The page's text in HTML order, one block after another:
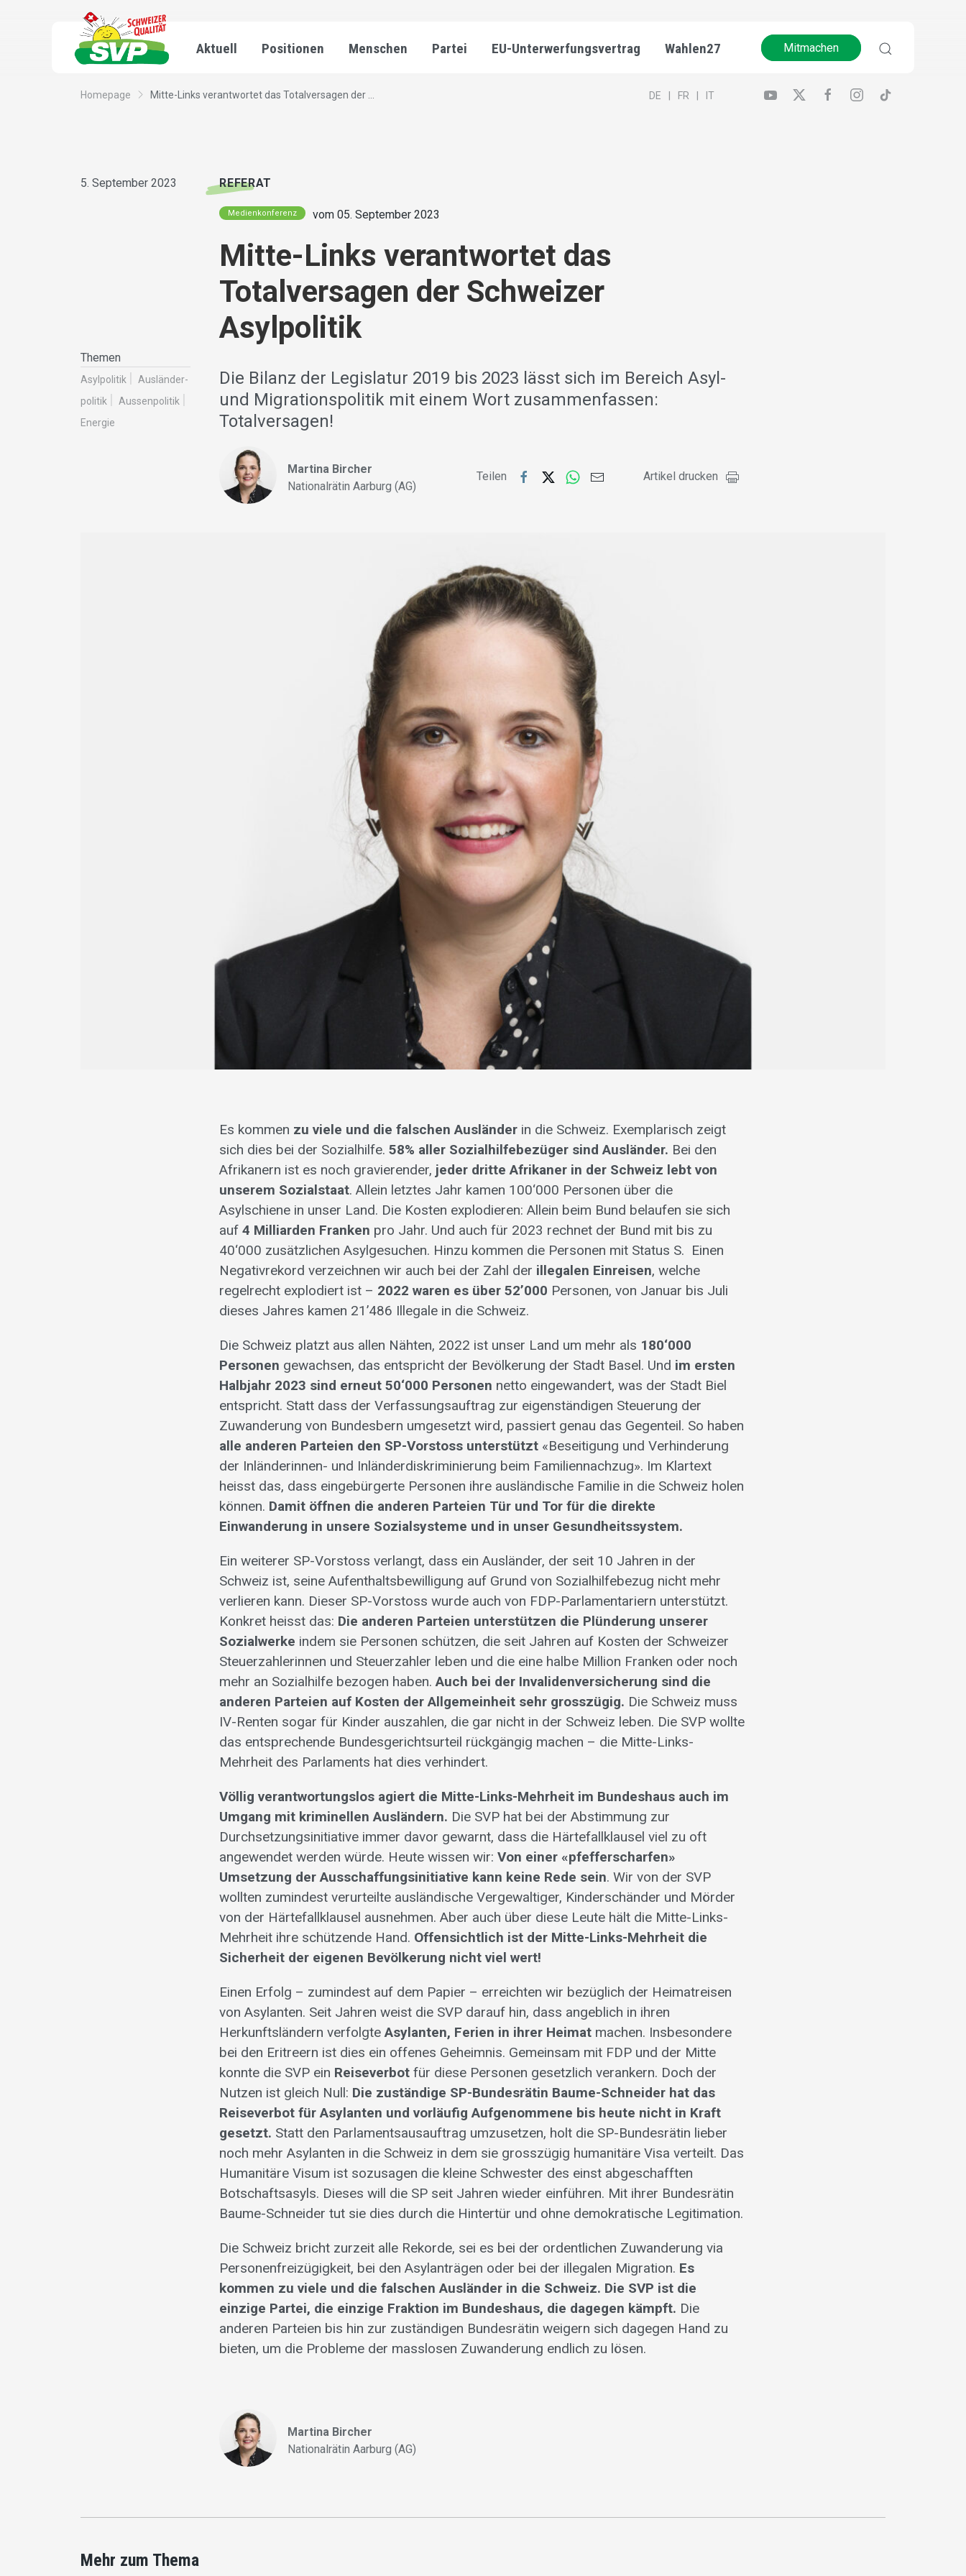
Aktuell Positionen Menschen Partei EU-Unterwerfungsvertrag Wahlen27 Mitmachen
Homepage Mitte-Links verantwortet das Totalversagen der ... DE FR IT
5. September 2023
Themen
Asylpolitik
Ausländer­
politik
Aussenpolitik
Energie
REFERAT
Medienkonferenz vom 05. September 2023
Mitte-Links verantwortet das
Totalversagen der Schweizer
Asylpolitik
Die Bilanz der Legislatur 2019 bis 2023 lässt sich im Bereich Asyl-
und Migrationspolitik mit einem Wort zusammenfassen:
Totalversagen!
Martina Bircher
Nationalrätin Aarburg (AG)
Teilen Artikel drucken
Es kommen zu viele und die falschen Ausländer in die Schweiz. Exemplarisch zeigt
sich dies bei der Sozialhilfe.58% aller Sozialhilfebezüger sind Ausländer. Bei den
Afrikanern ist es noch gravierender, jeder dritte Afrikaner in der Schweiz lebt von
unserem Sozialstaat. Allein letztes Jahr kamen 100‘000 Personen über die
Asylschiene in unser Land. Die Kosten explodieren: Allein beim Bund belaufen sie sich
auf4 Milliarden Franken pro Jahr. Und auch für 2023 rechnet der Bund mit bis zu
40‘000 zusätzlichen Asylgesuchen. Hinzu kommen die Personen mit Status S. Einen
Negativrekord verzeichnen wir auch bei der Zahl der illegalen Einreisen, welche
regelrecht explodiert ist – 2022 waren es über 52’000 Personen, von Januar bis Juli
dieses Jahres kamen 21’486 Illegale in die Schweiz.
Die Schweiz platzt aus allen Nähten, 2022 ist unser Land um mehr als 180‘000
Personen gewachsen, das entspricht der Bevölkerung der Stadt Basel. Und im ersten
Halbjahr 2023 sind erneut 50‘000 Personen netto eingewandert, was der Stadt Biel
entspricht. Statt dass der Verfassungsauftrag zur eigenständigen Steuerung der
Zuwanderung von Bundesbern umgesetzt wird, passiert genau das Gegenteil. So haben
alle anderen Parteien den SP-Vorstoss unterstützt «Beseitigung und Verhinderung
der Inländerinnen- und Inländerdiskriminierung beim Familiennachzug». Im Klartext
heisst das, dass eingebürgerte Personen ihre ausländische Familie in die Schweiz holen
können. Damit öffnen die anderen Parteien Tür und Tor für die direkte
Einwanderung in unsere Sozialsysteme und in unser Gesundheitssystem.
Ein weiterer SP-Vorstoss verlangt, dass ein Ausländer, der seit 10 Jahren in der
Schweiz ist, seine Aufenthaltsbewilligung auf Grund von Sozialhilfebezug nicht mehr
verlieren kann. Dieser SP-Vorstoss wurde auch von FDP-Parlamentariern unterstützt.
Konkret heisst das: Die anderen Parteien unterstützen die Plünderung unserer
Sozialwerke indem sie Personen schützen, die seit Jahren auf Kosten der Schweizer
Steuerzahlerinnen und Steuerzahler leben und die eine halbe Million Franken oder noch
mehr an Sozialhilfe bezogen haben.Auch bei der Invalidenversicherung sind die
anderen Parteien auf Kosten der Allgemeinheit sehr grosszügig. Die Schweiz muss
IV-Renten sogar für Kinder auszahlen, die gar nicht in der Schweiz leben. Die SVP wollte
das entsprechende Bundesgerichtsurteil rückgängig machen – die Mitte-Links-
Mehrheit des Parlaments hat dies verhindert.
Völlig verantwortungslos agiert die Mitte-Links-Mehrheit im Bundeshaus auch im
Umgang mit kriminellen Ausländern. Die SVP hat bei der Abstimmung zur
Durchsetzungsinitiative immer davor gewarnt, dass die Härtefallklausel viel zu oft
angewendet werden würde. Heute wissen wir:Von einer «pfefferscharfen»
Umsetzung der Ausschaffungsinitiative kann keine Rede sein. Wir von der SVP
wollten zumindest verurteilte ausländische Vergewaltiger, Kinderschänder und Mörder
von der Härtefallklausel ausnehmen. Aber auch über diese Leute hält die Mitte-Links-
Mehrheit ihre schützende Hand. Offensichtlich ist der Mitte-Links-Mehrheit die
Sicherheit der eigenen Bevölkerung nicht viel wert!
Einen Erfolg – zumindest auf dem Papier – erreichten wir bezüglich der Heimatreisen
von Asylanten. Seit Jahren weist die SVP darauf hin, dass angeblich in ihren
Herkunftsländern verfolgteAsylanten, Ferien in ihrer Heimat machen. Insbesondere
bei den Eritreern ist dies ein offenes Geheimnis. Gemeinsam mit FDP und der Mitte
konnte die SVP ein Reiseverbot für diese Personen gesetzlich verankern. Doch der
Nutzen ist gleich Null: Die zuständige SP-Bundesrätin Baume-Schneider hat das
Reiseverbot für Asylanten und vorläufig Aufgenommene bis heute nicht in Kraft
gesetzt. Statt den Parlamentsausauftrag umzusetzen, holt die SP-Bundesrätin lieber
noch mehr Asylanten in die Schweiz in dem sie grosszügig humanitäre Visa verteilt. Das
Humanitäre Visum ist sozusagen die kleine Schwester des einst abgeschafften
Botschaftsasyls. Dieses will die SP seit Jahren wieder einführen. Mit ihrer Bundesrätin
Baume-Schneider tut sie dies durch die Hintertür und ohne demokratische Legitimation.
Die Schweiz bricht zurzeit alle Rekorde, sei es bei der ordentlichen Zuwanderung via
Personenfreizügigkeit, bei den Asylanträgen oder bei der illegalen Migration. Es
kommen zu viele und die falschen Ausländer in die Schweiz. Die SVP ist die
einzige Partei, die einzige Fraktion im Bundeshaus, die dagegen kämpft. Die
anderen Parteien bis hin zur zuständigen Bundesrätin weigern sich dagegen Hand zu
bieten, um die Probleme der masslosen Zuwanderung endlich zu lösen.
Martina Bircher
Nationalrätin Aarburg (AG)
Mehr zum Thema